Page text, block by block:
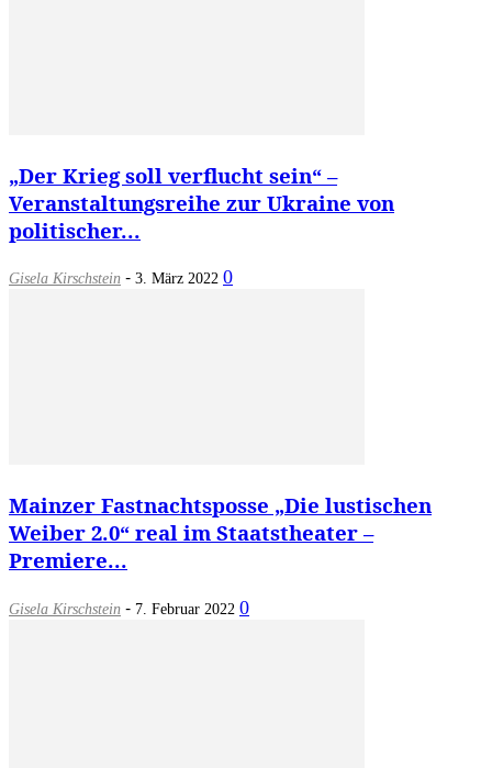
„Der Krieg soll verflucht sein“ –
Veranstaltungsreihe zur Ukraine von
politischer...
Gisela Kirschstein - 3. März 2022 0
Mainzer Fastnachtsposse „Die lustischen
Weiber 2.0“ real im Staatstheater –
Premiere...
Gisela Kirschstein - 7. Februar 2022 0